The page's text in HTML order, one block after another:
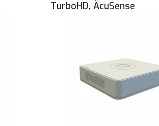
TurboHD, AcuSense